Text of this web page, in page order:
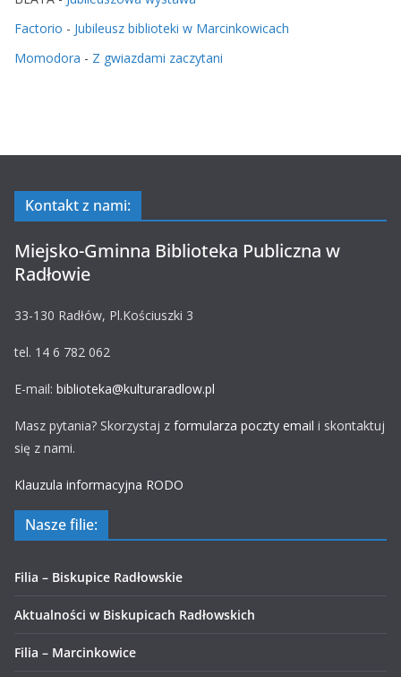
Factorio - Jubileusz biblioteki w Marcinkowicach
Momodora - Z gwiazdami zaczytani
Kontakt z nami:
Miejsko-Gminna Biblioteka Publiczna w
Radłowie
33-130 Radłów, Pl.Kościuszki 3
tel. 14 6 782 062
E-mail: biblioteka@kulturaradlow.pl
Masz pytania? Skorzystaj z formularza poczty email i skontaktuj
się z nami.
Klauzula informacyjna RODO
Nasze filie:
Filia – Biskupice Radłowskie
Aktualności w Biskupicach Radłowskich
Filia – Marcinkowice